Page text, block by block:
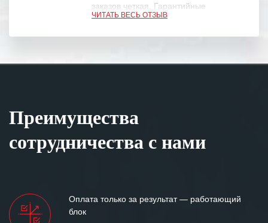
заказов четкая. Гарантийные
обязательства выполняются в
Особенно хочется отметить высокую
клиентоориентированность
персонала Вашей компании,
между нашими компаниями открытые
ЧИТАТЬ ВЕСЬ ОТЗЫВ
Преимущества
сотрудничества с нами
Оплата только за результат — работающий
блок